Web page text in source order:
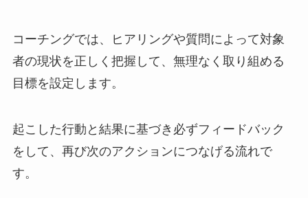
コーチングでは、ヒアリングや質問によって対象
者の現状を正しく把握して、無理なく取り組める
目標を設定します。
起こした行動と結果に基づき必ずフィードバック
をして、再び次のアクションにつなげる流れで
す。